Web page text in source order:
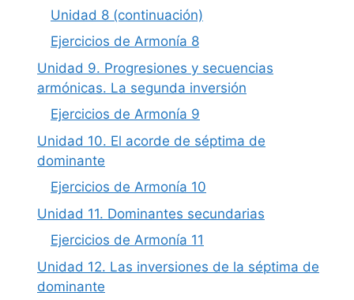
Unidad 8 (continuación)
Ejercicios de Armonía 8
Unidad 9. Progresiones y secuencias
armónicas. La segunda inversión
Ejercicios de Armonía 9
Unidad 10. El acorde de séptima de
dominante
Ejercicios de Armonía 10
Unidad 11. Dominantes secundarias
Ejercicios de Armonía 11
Unidad 12. Las inversiones de la séptima de
dominante